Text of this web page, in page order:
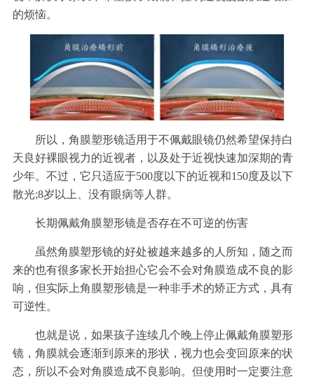
的烦恼。
所以，角膜塑形镜适用于不佩戴眼镜仍然希望保持白
天良好裸眼视力的近视者，以及处于近视快速加深期的青
少年。不过，它只适应于500度以下的近视和150度及以下
散光;8岁以上、没有眼病等人群。
长期佩戴角膜塑形镜是否存在不可逆的伤害
虽然角膜塑形镜的好处被越来越多的人所知，随之而
来的也有很多家长开始担心它会不会对角膜造成不良的影
响，但实际上角膜塑形镜是一种非手术的矫正方式，具有
可逆性。
也就是说，如果孩子连续几个晚上停止佩戴角膜塑形
镜，角膜就会逐渐到原来的形状，视力也会变回原来的状
态，所以不会对角膜造成不良影响。但使用时一定要注意